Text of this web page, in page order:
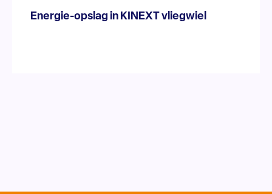
Energie-opslag in KINEXT vliegwiel